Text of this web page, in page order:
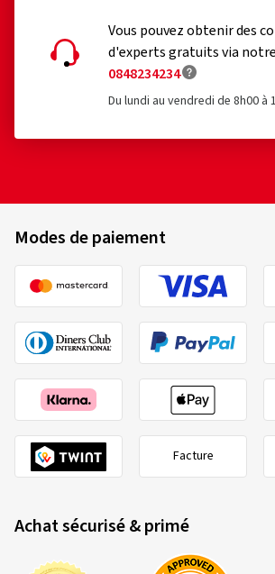
Vous pouvez obtenir des
d'experts gratuits via
0848234234
Du lundi au vendredi de 8h00 à
Modes de paiement
Facture
Achat sécurisé & primé